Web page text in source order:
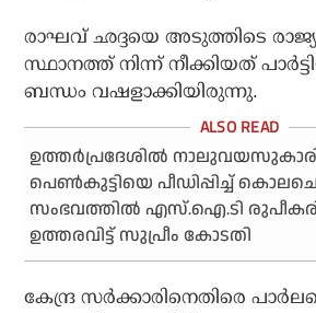
രാഘവ് ഛദ്ദയെ അടുത്തിടെ
സ്ഥാനത്ത് നിന്ന് നീക്കിയത്
ബന്ധം വഷളാക്കിയിരുന്നു.
ഉത്തർപ്രദേശിൽ
പെൺകുട്ടിയെ പീഡിപ്പിച്ച്
സംഭവത്തിൽ എസ്.ഐ.ടി
ഉത്തരവിട്ട് സുപ്രീം കോടതി
കേന്ദ്ര സര്‍ക്കാരിനെതിരെ